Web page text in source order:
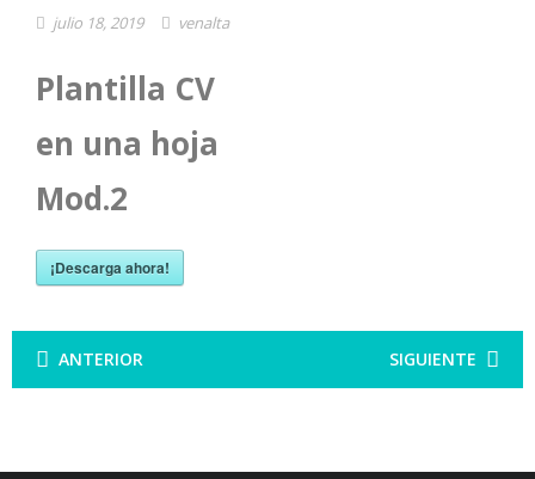
Empresas
julio 18, 2019 venalta
Plantilla CV
en una hoja
Mod.2
¡Descarga ahora!
ANTERIOR SIGUIENTE